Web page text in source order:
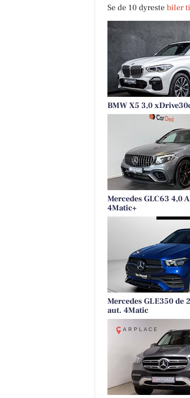
Se de 10 dyreste biler
BMW X5 3,0
Mercedes GLC63 4,0
4Matic+
Mercedes GLE350 de
aut. 4Matic